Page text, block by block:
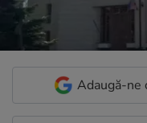
Adaugă-ne